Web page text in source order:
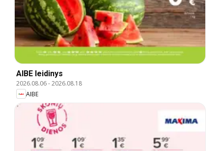
AIBE leidinys
2026.08.06-2026.08.18
AIBE